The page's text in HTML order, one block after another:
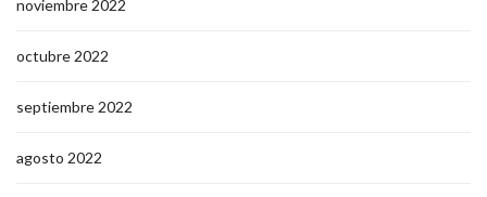
noviembre 2022
octubre 2022
septiembre 2022
agosto 2022